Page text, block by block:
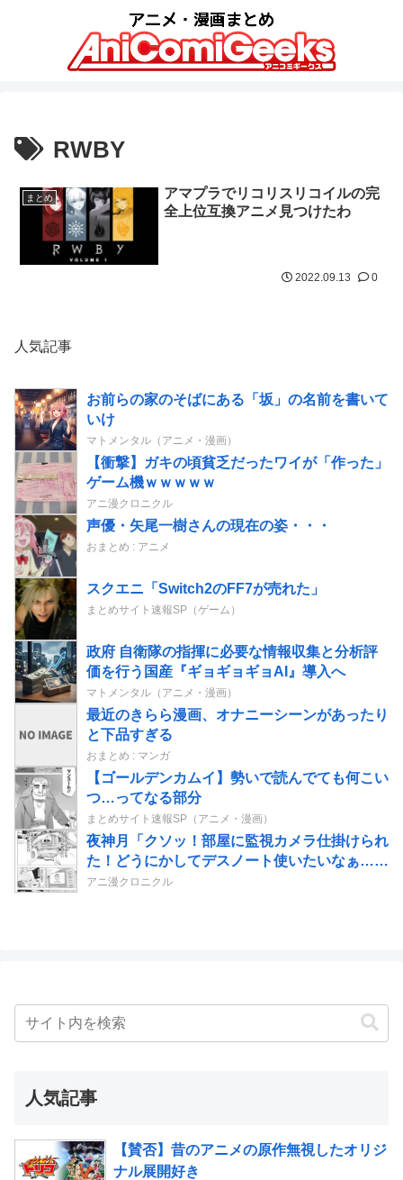
RWBY
まとめ
アマプラでリコリスリコイルの完
全上位互換アニメ見つけたわ
2022.09.13 0
人気記事
お前らの家のそばにある「坂」の名前を書いて
いけ
マトメンタル（アニメ・漫画）
【衝撃】ガキの頃貧乏だったワイが「作った」
ゲーム機ｗｗｗｗｗ
アニ漫クロニクル
声優・矢尾一樹さんの現在の姿・・・
おまとめ : アニメ
スクエニ「Switch2のFF7が売れた」
まとめサイト速報SP（ゲーム）
政府 自衛隊の指揮に必要な情報収集と分析評
価を行う国産『ギョギョギョAI』導入へ
マトメンタル（アニメ・漫画）
最近のきらら漫画、オナニーシーンがあったり
と下品すぎる
おまとめ : マンガ
【ゴールデンカムイ】勢いで読んでても何こい
つ…ってなる部分
まとめサイト速報SP（アニメ・漫画）
夜神月「クソッ！部屋に監視カメラ仕掛けられ
た！どうにかしてデスノート使いたいなぁ…せ
や！」→結果
アニ漫クロニクル
人気記事
【賛否】昔のアニメの原作無視したオリジ
ナル展開好き